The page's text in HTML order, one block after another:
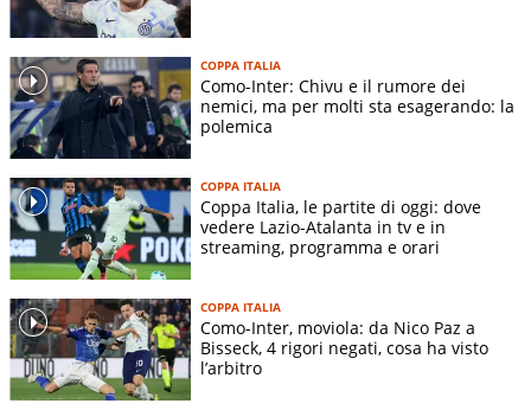
COPPA ITALIA
Como-Inter: Chivu e il rumore dei
nemici, ma per molti sta esagerando: la
polemica
COPPA ITALIA
Coppa Italia, le partite di oggi: dove
vedere Lazio-Atalanta in tv e in
streaming, programma e orari
COPPA ITALIA
Como-Inter, moviola: da Nico Paz a
Bisseck, 4 rigori negati, cosa ha visto
l’arbitro